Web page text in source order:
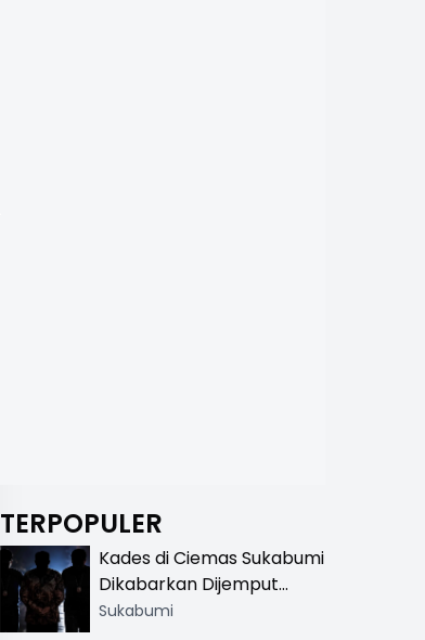
TERPOPULER
Kades di Ciemas Sukabumi
Dikabarkan Dijemput
Satnarkoba, Polisi
Sukabumi